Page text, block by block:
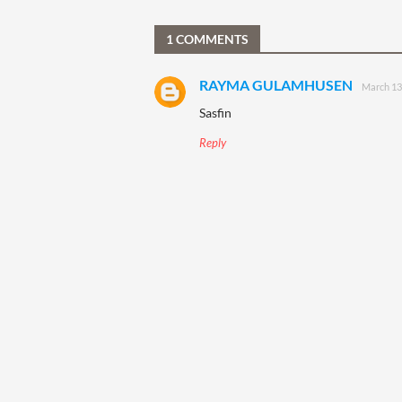
1 COMMENTS
RAYMA GULAMHUSEN March
Sasfin
Reply